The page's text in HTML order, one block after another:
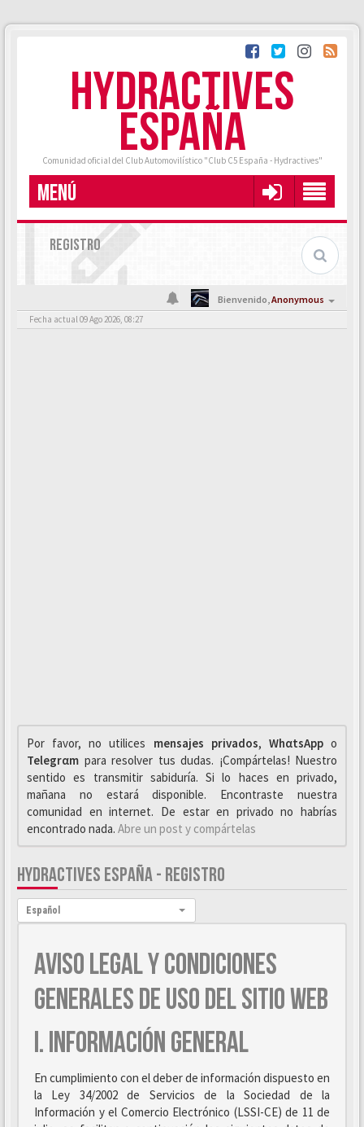
HYDRACTIVES
ESPAÑA
Comunidad oficial del Club Automovilístico "Club C5 España - Hydractives"
MENÚ
REGISTRO
Bienvenido,Anonymous
Fecha actual 09 Ago 2026, 08:27
Por favor, no utilices mensajes privados, WhαtsAppo
Telegrαm para resolver tus dudas. ¡Compártelas! Nuestro
sentido es transmitir sabiduría. Si lo haces en privado,
mañana no estará disponible. Encontraste nuestra
comunidad en internet. De estar en privado no habrías
encontrado nada. Abre un post y compártelas
HYDRACTIVES ESPAÑA - REGISTRO
Idioma:
Español
AVISO LEGAL Y CONDICIONES
GENERALES DE USO DEL SITIO WEB
I. INFORMACIÓN GENERAL
En cumplimiento con el deber de información dispuesto en
la Ley 34/2002 de Servicios de la Sociedad de la
Información y el Comercio Electrónico (LSSI-CE) de 11 de